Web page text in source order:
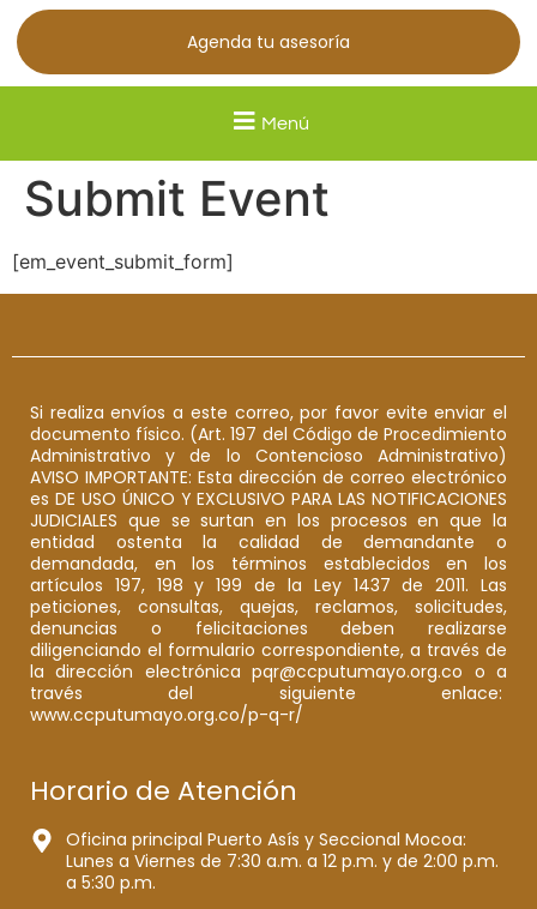
Agenda tu asesoría
Menú
Submit Event
[em_event_submit_form]
Si realiza envíos a este correo, por favor evite enviar el
documento físico. (Art. 197 del Código de Procedimiento
Administrativo y de lo Contencioso Administrativo)
AVISO IMPORTANTE: Esta dirección de correo electrónico
es DE USO ÚNICO Y EXCLUSIVO PARA LAS NOTIFICACIONES
JUDICIALES que se surtan en los procesos en que la
entidad ostenta la calidad de demandante o
demandada, en los términos establecidos en los
artículos 197, 198 y 199 de la Ley 1437 de 2011. Las
peticiones, consultas, quejas, reclamos, solicitudes,
denuncias o felicitaciones deben realizarse
diligenciando el formulario correspondiente, a través de
la dirección electrónica pqr@ccputumayo.org.co o a
través del siguiente enlace:
www.ccputumayo.org.co/p-q-r/
Horario de Atención
Oficina principal Puerto Asís y Seccional Mocoa:
Lunes a Viernes de 7:30 a.m. a 12 p.m. y de 2:00 p.m.
a 5:30 p.m.